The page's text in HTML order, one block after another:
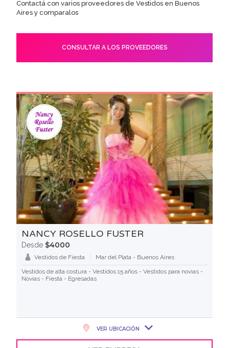
Contactá con varios proveedores de Vestidos en Buenos
Aires y comparalos
CONSULTAR A LOS PROVEEDORES
NANCY ROSELLO FUSTER
Desde $4000
Vestidos de Fiesta
Mar del Plata - Buenos Aires
Vestidos de alta costura - Vestidos 15 años - Vestidos para novias -
Novias - Fiesta - Egresadas
VER UBICACIÓN